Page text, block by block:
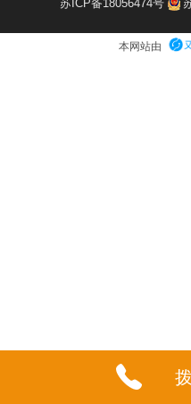
苏ICP备18056474号
本网站由